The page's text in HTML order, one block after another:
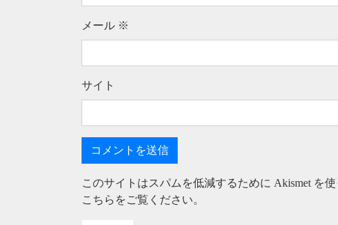
メール ※
サイト
このサイトはスパムを低減するために Akismet を使
こちらをご覧ください。